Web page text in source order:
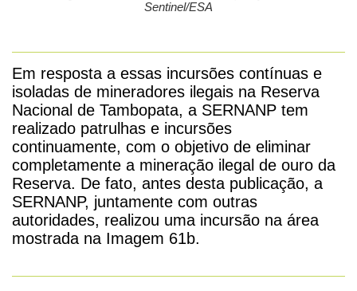
Sentinel/ESA
Em resposta a essas incursões contínuas e
isoladas de mineradores ilegais na Reserva
Nacional de Tambopata, a SERNANP tem
realizado patrulhas e incursões
continuamente, com o objetivo de eliminar
completamente a mineração ilegal de ouro da
Reserva. De fato, antes desta publicação, a
SERNANP, juntamente com outras
autoridades, realizou uma incursão na área
mostrada na Imagem 61b.